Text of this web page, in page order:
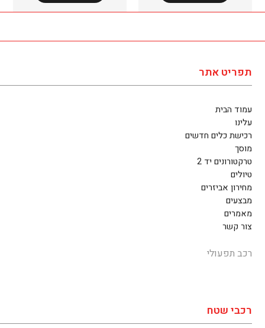
תפריט אתר
עמוד הבית
עלינו
רכישת כלים חדשים
מוסך
טרקטורונים יד 2
טיולים
מחירון אביזרים
מבצעים
מאמרים
צור קשר
רכב תפעולי
רכבי שטח